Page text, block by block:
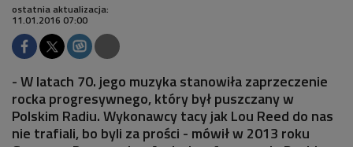
ostatnia aktualizacja:
11.01.2016 07:00
- W latach 70. jego muzyka stanowiła zaprzeczenie
rocka progresywnego, który był puszczany w
Polskim Radiu. Wykonawcy tacy jak Lou Reed do nas
nie trafiali, bo byli za prości - mówił w 2013 roku